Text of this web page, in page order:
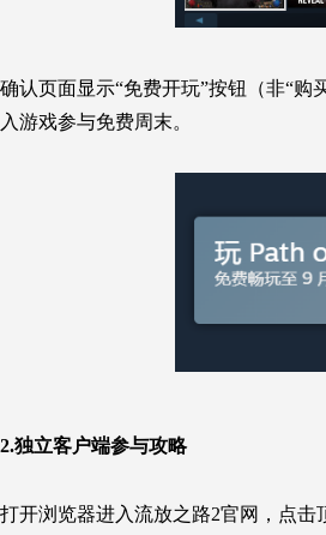
确认页面显示“免费开玩”按钮（非“购
入游戏参与免费周末。
2.独立客户端参与攻略
打开浏览器进入流放之路2官网，点击